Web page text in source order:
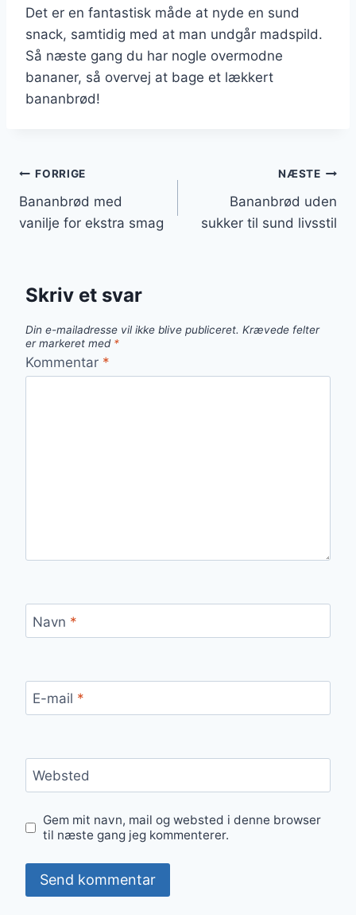
Det er en fantastisk måde at nyde en sund
snack, samtidig med at man undgår madspild.
Så næste gang du har nogle overmodne
bananer, så overvej at bage et lækkert
bananbrød!
Indlægsnavigation
FORRIGE
Bananbrød med
vanilje for ekstra smag
NÆSTE
Bananbrød uden
sukker til sund livsstil
Skriv et svar
Din e-mailadresse vil ikke blive publiceret. Krævede felter
er markeret med *
Kommentar *
Navn *
E-mail *
Websted
Gem mit navn, mail og websted i denne browser
til næste gang jeg kommenterer.